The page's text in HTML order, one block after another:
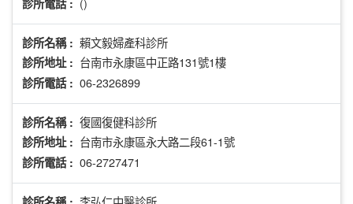
診所名稱 : 賴文毅婦產科診所
診所地址 : 台南市永康區中正路131號1樓
診所電話 : 06-2326899
診所名稱 : 復國復健科診所
診所地址 : 台南市永康區永大路二段61-1號
診所電話 : 06-2727471